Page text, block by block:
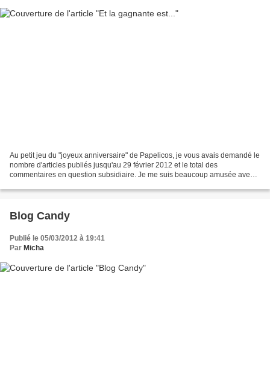
Au petit jeu du "joyeux anniversaire" de Papelicos, je vous avais demandé le
nombre d'articles publiés jusqu'au 29 février 2012 et le total des
commentaires en question subsidiaire. Je me suis beaucoup amusée avec
Blog Candy
Publié le 05/03/2012 à 19:41
Par Micha